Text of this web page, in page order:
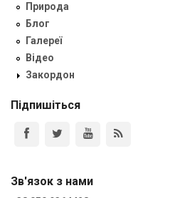
Природа
Блог
Галереї
Відео
Закордон
Підпишіться
Зв'язок з нами